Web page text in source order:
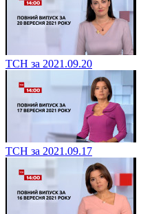
ТСН за 2021.09.20
ТСН за 2021.09.17